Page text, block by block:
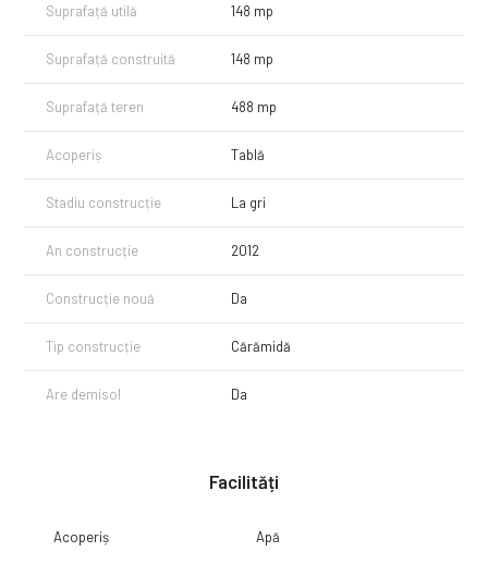
Suprafață utilă 148 mp
Suprafață construită 148 mp
Suprafață teren 488 mp
Acoperiș Tablă
Stadiu construcție La gri
An construcție 2012
Construcție nouă Da
Tip construcție Cărămidă
Are demisol Da
Facilități
Acoperiș Apă